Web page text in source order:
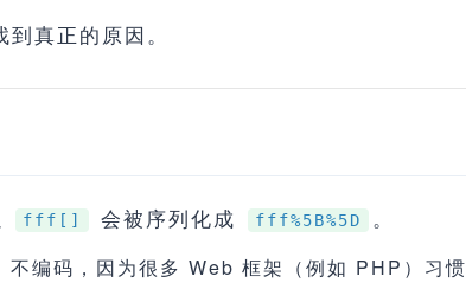
真正的原因。
fff[] 会被序列化成 fff%5B%5D 。
不编码，因为很多 Web 框架（例如 PHP）习